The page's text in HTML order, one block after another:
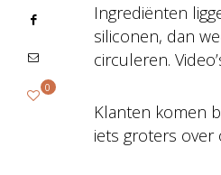
Ingrediënten
siliconen, dan
circuleren.
Klanten komen
iets groters over
0